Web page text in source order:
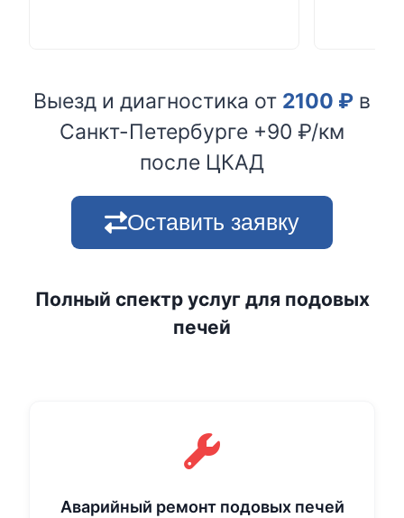
Выезд и диагностика от 2100 ₽ в
Санкт-Петербурге +90 ₽/км
после ЦКАД
Оставить заявку
Полный спектр услуг для подовых
печей
Аварийный ремонт подовых печей